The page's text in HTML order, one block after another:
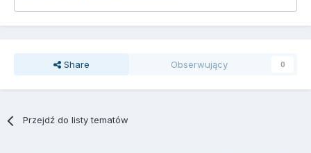
Share Obserwujący 0
Przejdź do listy tematów